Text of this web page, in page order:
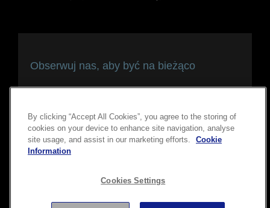
Obserwuj nas, aby być na bieżąco
By clicking “Accept All Cookies”, you agree to the storing of
cookies on your device to enhance site navigation, analyse
site usage, and assist in our marketing efforts.
Cookie
Information
Cookies Settings